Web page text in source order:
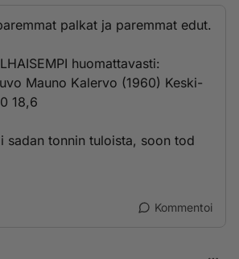
palkat ja paremmat edut.
huomattavasti:
Mauno Kalervo (1960) Keski-
18,6
sadan tonnin tuloista, soon tod
Kommentoi